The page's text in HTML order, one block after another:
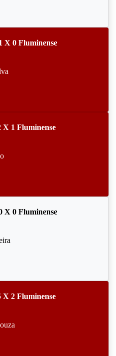
X 0 Fluminense
1 Fluminense
X 0 Fluminense
2 Fluminense